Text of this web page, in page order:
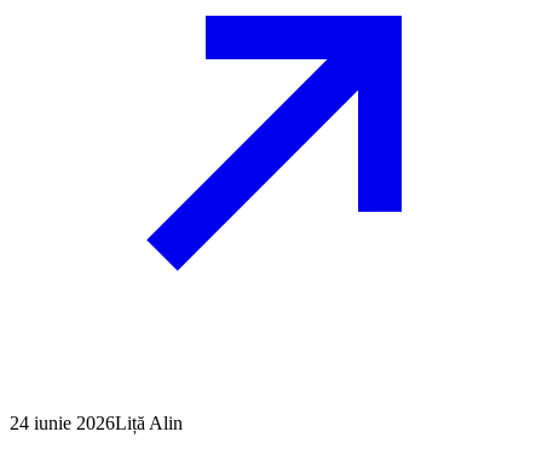
24 iunie 2026Liță Alin